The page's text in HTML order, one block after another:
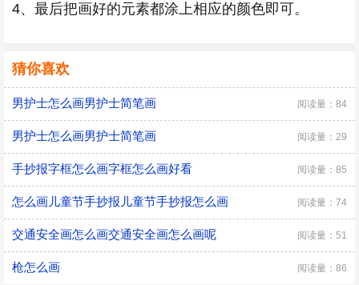
4、最后把画好的元素都涂上相应的颜色即可。
猜你喜欢
男护士怎么画男护士简笔画 阅读量：84
男护士怎么画男护士简笔画 阅读量：29
手抄报字框怎么画字框怎么画好看 阅读量：85
怎么画儿童节手抄报儿童节手抄报怎么画 阅读量：74
交通安全画怎么画交通安全画怎么画呢 阅读量：51
枪怎么画 阅读量：86